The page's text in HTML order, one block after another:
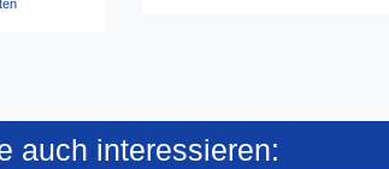
auch interessieren: